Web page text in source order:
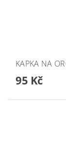
KAPKA NA
95 Kč